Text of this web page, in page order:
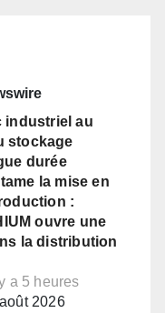
industriel au
stockage
durée
la mise en
:
ouvre une
la distribution
a 5 heures
2026